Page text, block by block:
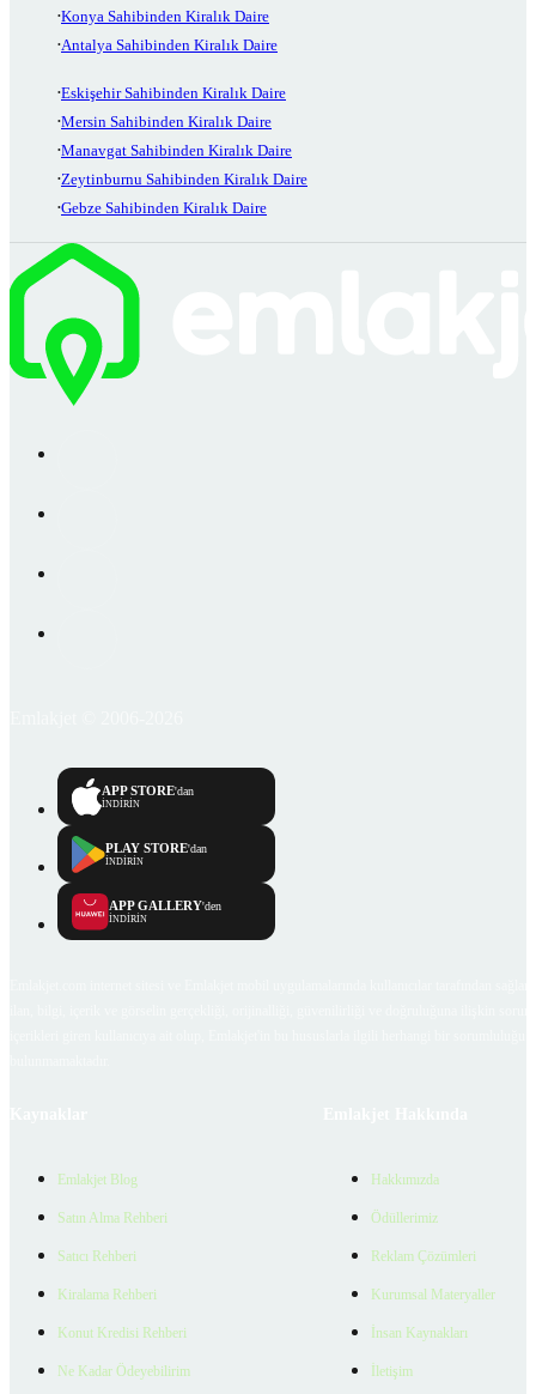
Konya Sahibinden Kiralık Daire
Antalya Sahibinden Kiralık Daire
Eskişehir Sahibinden Kiralık Daire
Mersin Sahibinden Kiralık Daire
Manavgat Sahibinden Kiralık Daire
Zeytinburnu Sahibinden Kiralık Daire
Gebze Sahibinden Kiralık Daire
APP STORE'dan
İNDİRİN
PLAY STORE'dan
İNDİRİN
APP GALLERY'den
İNDİRİN
Emlakjet Blog
Satın Alma Rehberi
Satıcı Rehberi
Kiralama Rehberi
Konut Kredisi Rehberi
Ne Kadar Ödeyebilirim
Hakkımızda
Ödüllerimiz
Reklam Çözümleri
Kurumsal Materyaller
İnsan Kaynakları
İletişim